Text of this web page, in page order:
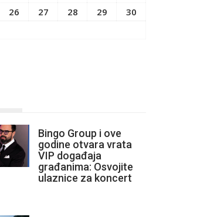
26 27 28 29
30
Bingo Group i ove
godine otvara vrata
VIP događaja
građanima: Osvojite
ulaznice za koncert